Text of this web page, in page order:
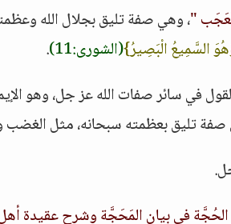
"، وهي صفة تليق بجلال الله
السَّمِيعُ الْبَصِيرُ}(الشورى:11)
.
في سائر صفات الله عز جل، وهو
تليق بعظمته سبحانه، مثل الغضب
في بيان المَحَجَّة وشرح عقيدة